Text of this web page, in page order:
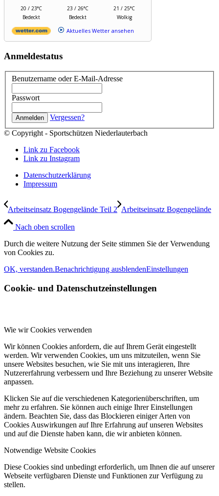
20 / 23°C
Bedeckt
23 / 26°C
Bedeckt
21 / 25°C
Wolkig
Aktuelles Wetter ansehen
Anmeldestatus
Benutzername oder E-Mail-Adresse
Passwort
Vergessen?
© Copyright - Sportschützen Niederlauterbach
Link zu Facebook
Link zu Instagram
Datenschutzerklärung
Impressum
Arbeitseinsatz Bogengelände Teil 2 Arbeitseinsatz Bogengelände
Nach oben scrollen
Durch die weitere Nutzung der Seite stimmen Sie der Verwendung
von Cookies zu.
OK, verstanden.Benachrichtigung ausblendenEinstellungen
Cookie- und Datenschutzeinstellungen
Wie wir Cookies verwenden
Wir können Cookies anfordern, die auf Ihrem Gerät eingestellt
werden. Wir verwenden Cookies, um uns mitzuteilen, wenn Sie
unsere Websites besuchen, wie Sie mit uns interagieren, Ihre
Nutzererfahrung verbessern und Ihre Beziehung zu unserer Website
anpassen.
Klicken Sie auf die verschiedenen Kategorienüberschriften, um
mehr zu erfahren. Sie können auch einige Ihrer Einstellungen
ändern. Beachten Sie, dass das Blockieren einiger Arten von
Cookies Auswirkungen auf Ihre Erfahrung auf unseren Websites
und auf die Dienste haben kann, die wir anbieten können.
Notwendige Website Cookies
Diese Cookies sind unbedingt erforderlich, um Ihnen die auf unserer
Webseite verfügbaren Dienste und Funktionen zur Verfügung zu
stellen.